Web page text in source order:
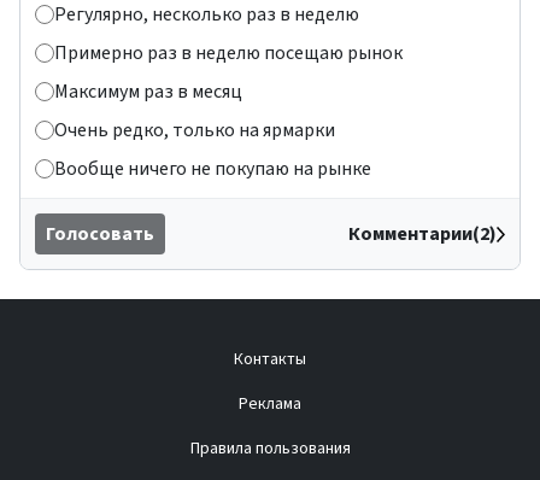
Регулярно, несколько раз в неделю
Примерно раз в неделю посещаю рынок
Максимум раз в месяц
Очень редко, только на ярмарки
Вообще ничего не покупаю на рынке
Голосовать Комментарии(2)
Контакты
Реклама
Правила пользования